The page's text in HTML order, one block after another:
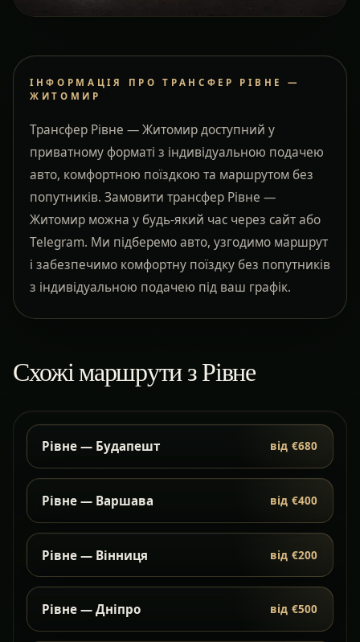
ІНФОРМАЦІЯ ПРО ТРАНСФЕР РІВНЕ —
ЖИТОМИР
Трансфер Рівне — Житомир доступний у
приватному форматі з індивідуальною подачею
авто, комфортною поїздкою та маршрутом без
попутників. Замовити трансфер Рівне —
Житомир можна у будь-який час через сайт або
Telegram. Ми підберемо авто, узгодимо маршрут
і забезпечимо комфортну поїздку без попутників
з індивідуальною подачею під ваш графік.
Схожі маршрути з Рівне
Рівне — Будапешт від €680
Рівне — Варшава від €400
Рівне — Вінниця від €200
Рівне — Дніпро від €500